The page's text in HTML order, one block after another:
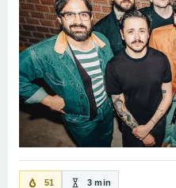
51 3 min